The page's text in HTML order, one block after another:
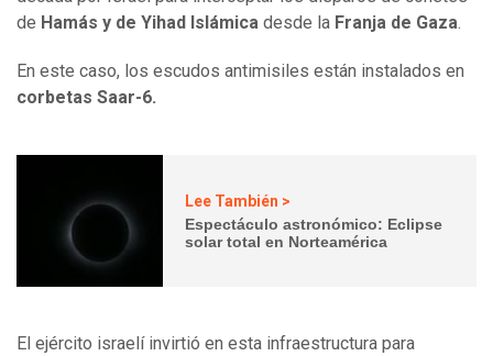
de Hamás y de Yihad Islámica desde la Franja de Gaza.
En este caso, los escudos antimisiles están instalados en
corbetas Saar-6.
Lee También >
Espectáculo astronómico: Eclipse
solar total en Norteamérica
El ejército israelí invirtió en esta infraestructura para